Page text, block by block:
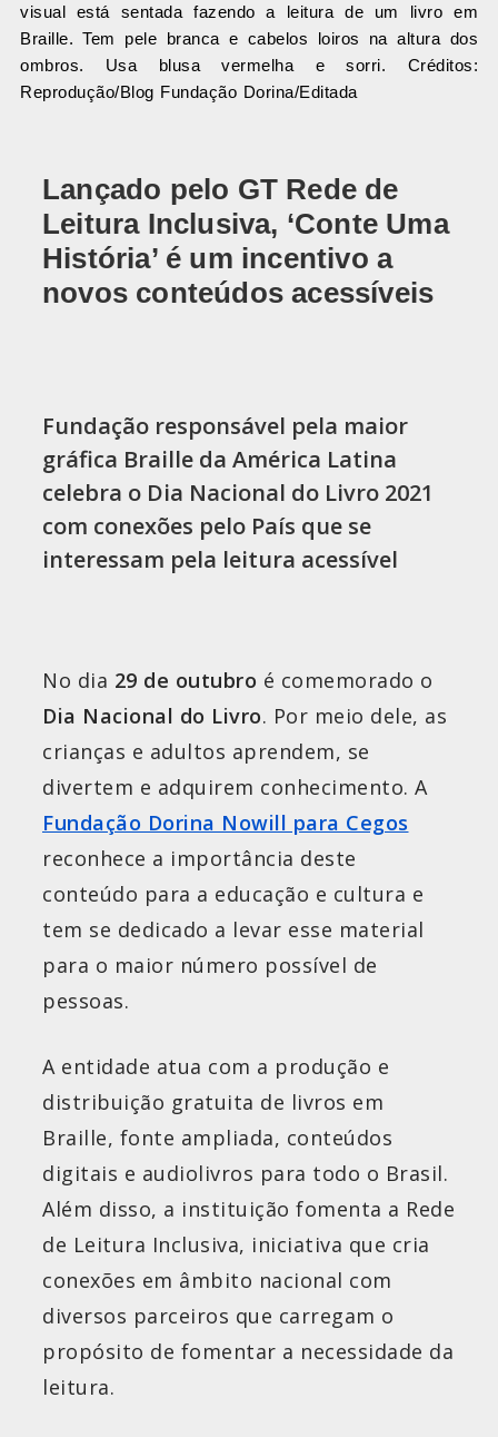
visual está sentada fazendo a leitura de um livro em
Braille. Tem pele branca e cabelos loiros na altura dos
ombros. Usa blusa vermelha e sorri. Créditos:
Reprodução/Blog Fundação Dorina/Editada
Lançado pelo GT Rede de
Leitura Inclusiva, ‘Conte Uma
História’ é um incentivo a
novos conteúdos acessíveis
Fundação responsável pela maior
gráfica Braille da América Latina
celebra o Dia Nacional do Livro 2021
com conexões pelo País que se
interessam pela leitura acessível
No dia 29 de outubro é comemorado o
Dia Nacional do Livro. Por meio dele, as
crianças e adultos aprendem, se
divertem e adquirem conhecimento. A
Fundação Dorina Nowill para Cegos
reconhece a importância deste
conteúdo para a educação e cultura e
tem se dedicado a levar esse material
para o maior número possível de
pessoas.
A entidade atua com a produção e
distribuição gratuita de livros em
Braille, fonte ampliada, conteúdos
digitais e audiolivros para todo o Brasil.
Além disso, a instituição fomenta a Rede
de Leitura Inclusiva, iniciativa que cria
conexões em âmbito nacional com
diversos parceiros que carregam o
propósito de fomentar a necessidade da
leitura.